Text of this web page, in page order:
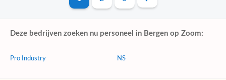
Deze bedrijven zoeken nu personeel in Bergen op Zoom:
Pro Industry NS